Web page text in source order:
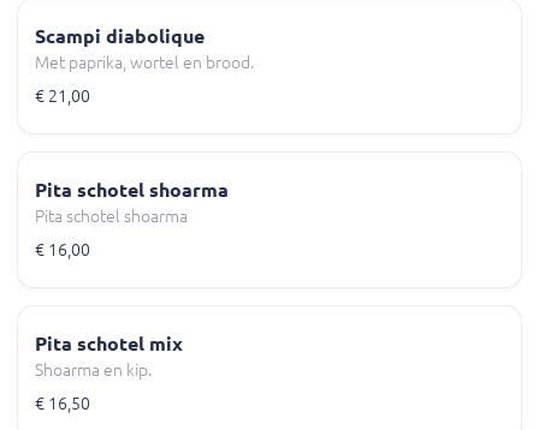
Scampi diabolique
Met paprika, wortel en brood.
€ 21,00
Pita schotel shoarma
Pita schotel shoarma
€ 16,00
Pita schotel mix
Shoarma en kip.
€ 16,50